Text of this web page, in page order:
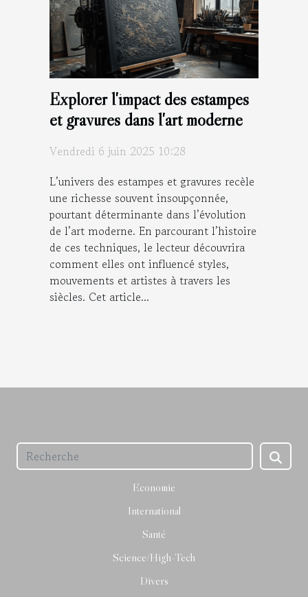
Explorer l'impact des estampes
et gravures dans l'art moderne
Vendredi 6 juin 2025 10:28
L’univers des estampes et gravures recèle
une richesse souvent insoupçonnée,
pourtant déterminante dans l’évolution
de l’art moderne. En parcourant l’histoire
de ces techniques, le lecteur découvrira
comment elles ont influencé styles,
mouvements et artistes à travers les
siècles. Cet article...
Economie
International
Santé
Science/High-Tech
Divers